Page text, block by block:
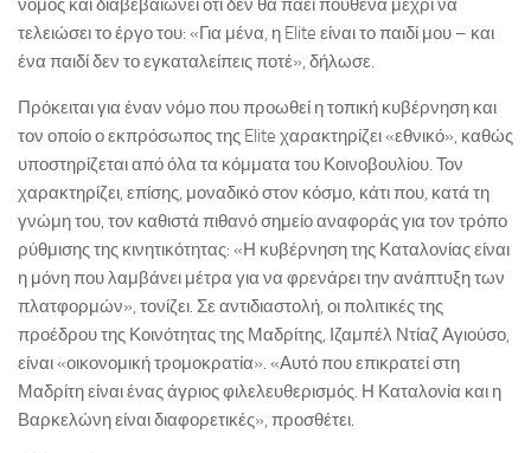
τελειώσει το έργο του: «Για μένα, η Elite είναι το παιδί μου – και
ένα παιδί δεν το εγκαταλείπεις ποτέ», δήλωσε.
Πρόκειται για έναν νόμο που προωθεί η τοπική κυβέρνηση και
τον οποίο ο εκπρόσωπος της Elite χαρακτηρίζει «εθνικό», καθώς
υποστηρίζεται από όλα τα κόμματα του Κοινοβουλίου. Τον
χαρακτηρίζει, επίσης, μοναδικό στον κόσμο, κάτι που, κατά τη
γνώμη του, τον καθιστά πιθανό σημείο αναφοράς για τον τρόπο
ρύθμισης της κινητικότητας: «Η κυβέρνηση της Καταλονίας είναι
η μόνη που λαμβάνει μέτρα για να φρενάρει την ανάπτυξη των
πλατφορμών», τονίζει. Σε αντιδιαστολή, οι πολιτικές της
προέδρου της Κοινότητας της Μαδρίτης, Ιζαμπέλ Ντίαζ Αγιούσο,
είναι «οικονομική τρομοκρατία». «Αυτό που επικρατεί στη
Μαδρίτη είναι ένας άγριος φιλελευθερισμός. Η Καταλονία και η
Βαρκελώνη είναι διαφορετικές», προσθέτει.